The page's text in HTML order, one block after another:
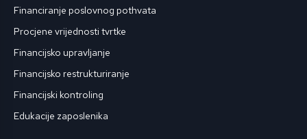
Financiranje poslovnog pothvata
Procjene vrijednosti tvrtke
Financijsko upravljanje
Financijsko restrukturiranje
Financijski kontroling
Edukacije zaposlenika